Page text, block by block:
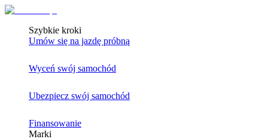
Szybkie kroki
Umów się na jazdę próbną
Wyceń swój samochód
Ubezpiecz swój samochód
Finansowanie
Marki